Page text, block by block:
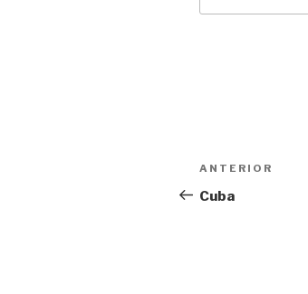
Navegação
de
Anterior
ANTERIOR
Cuba